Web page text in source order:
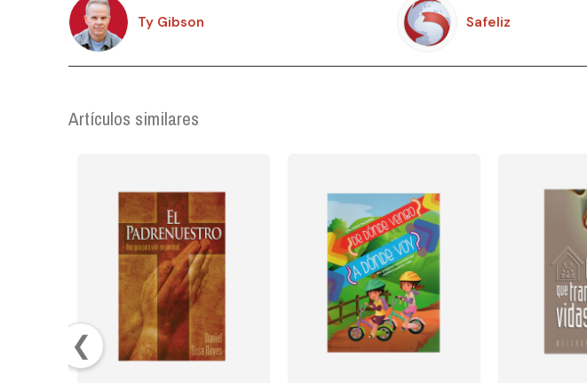
Ty Gibson Safeliz
Artículos similares
❮